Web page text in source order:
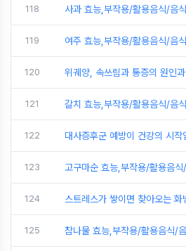
118 사과 효능,부작용/활용음식/음
119 여주 효능,부작용/활용음식/음
120 위궤양, 속쓰림과 통증의 원인
121 갈치 효능,부작용/활용음식/음
122 대사증후군 예방이 건강의 시작
123 고구마순 효능,부작용/활용음
124 스트레스가 쌓이면 찾아오는 화
125 참나물 효능,부작용/활용음식/